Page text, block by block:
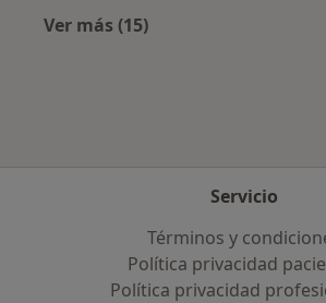
Ver más (15)
Servicio
Términos y
Política privacidad
Política privacidad